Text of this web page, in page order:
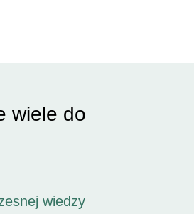
wiele do
wiedzy